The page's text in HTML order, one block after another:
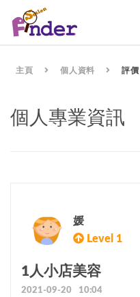
主頁 個人資料 評價
個人專業資訊
媛
Level 1
1人小店美容
2021-09-20 10:04